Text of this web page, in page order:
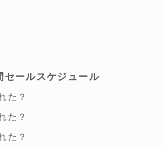
セールスケジュール
た？
た？
た？